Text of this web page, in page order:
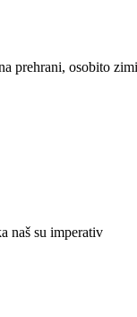
prehrani, osobito
naš su imperativ